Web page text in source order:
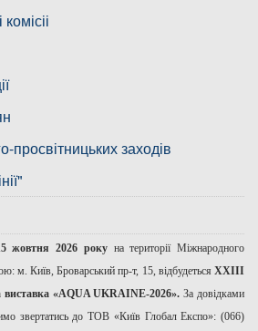
Дніпра
Причорномор'я
заходів
жовтня 2026 рокуна території Міжнародного
м. Київ, Броварський пр-т, 15, відбудеться ХХІІІ
виставка «AQUA UKRAINE-2026».За довідками
звертатись до ТОВ «Київ Глобал Експо»: (066)